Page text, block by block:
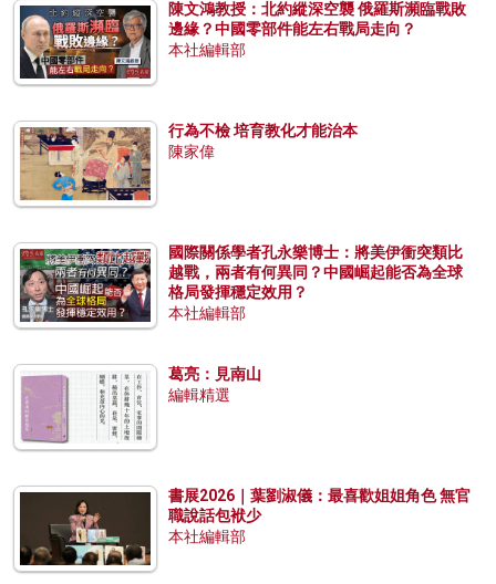
陳文鴻教授：北約縱深空襲 俄羅斯瀕臨戰敗
邊緣？中國零部件能左右戰局走向？
本社編輯部
行為不檢 培育教化才能治本
陳家偉
國際關係學者孔永樂博士：將美伊衝突類比
越戰，兩者有何異同？中國崛起能否為全球
格局發揮穩定效用？
本社編輯部
葛亮：見南山
編輯精選
書展2026｜葉劉淑儀：最喜歡姐姐角色 無官
職說話包袱少
本社編輯部